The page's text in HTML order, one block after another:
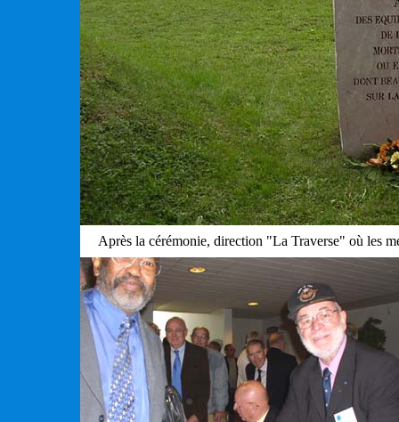
Après la cérémonie, direction "La Traverse" où les